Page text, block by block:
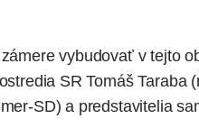
vybudovať v tejto
SR Tomáš Taraba
SD) a predstavitelia